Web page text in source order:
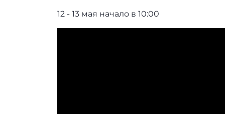
12 - 13 мая начало в 10:00